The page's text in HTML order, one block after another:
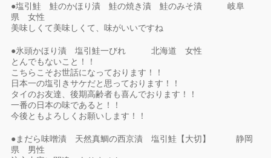
●塩引鮭 鮭のかほり漬 鮭の焼き漬 鮭のみそ漬 岐阜
県 女性
美味しくて美味しくて、味がいいですね
●氷頭かほり漬 塩引鮭一びれ 北海道 女性
とんでもないこと！！
こちらこそお世話になっております！！
日本一の塩引きサケだと思っております！！
タイのお友達、後期高齢者も喜んでおります！！
一番の日本の味であると！！
今後ともよろしくお願いします！！
●まだら味噌漬 天然真鯛の西京漬 塩引鮭【大切】 静岡
県 男性